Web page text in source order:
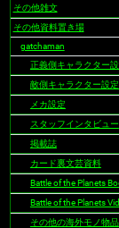
その他雑文
その他資料置き場
gatchaman
正義側キャラクター
敵側キャラクター設
メカ設定
スタッフインタビュー
掲載誌
カード裏文芸資料
Battle of the Planets
Battle of the Planets
その他の海外モノ物品